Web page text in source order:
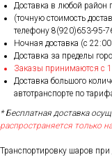
Доставка в любой район
(точную стоимость
телефону 8(920)653-95-
Ночная доставка (с
Доставка за пределы
Заказы принимаются с
Доставка большого
автотранспорте по
* Бесплатная доставка
распространяется только
Транспортировку шаров при